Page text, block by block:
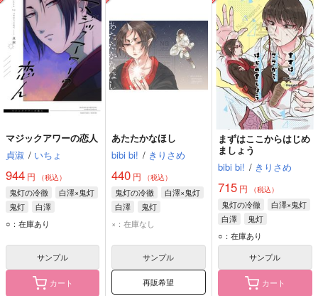
マジックアワーの恋人
貞淑 / いちょ
944 円 （税込）
鬼灯の冷徹
白澤×鬼灯
鬼灯
白澤
○：在庫あり
サンプル
カート
あたたかなほし
bibi bi! / きりさめ
440 円 （税込）
鬼灯の冷徹
白澤×鬼灯
白澤
鬼灯
×：在庫なし
サンプル
再販希望
まずはここからはじめ
ましょう
bibi bi! / きりさめ
715円 （税込）
鬼灯の冷徹
白澤×鬼灯
白澤
鬼灯
○：在庫あり
サンプル
カート